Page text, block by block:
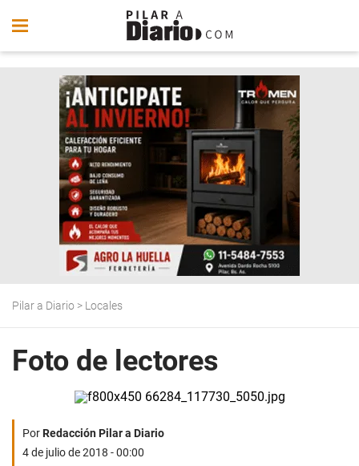
Pilar a Diario > Locales
Foto de lectores
PorRedacción Pilar a Diario
4 de julio de 2018 - 00:00